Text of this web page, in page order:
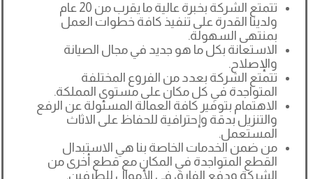
تتمتع الشركة بخبرة عالية ما يقرب من 20 عام
ولدينا القدرة على تنفيذ كافة خطوات العمل
بمنتهى السهولة.
الاستعانة بكل ما هو جديد في مجال الصيانة
والإصلاح.
تتمتع الشركة بعدد من الفروع المختلفة
المتواجدة في كل مكان على مستوى المملكة.
الاهتمام بتوفير كافة العمالة المسئولة عن الرفع
والتنزيل بدقة وإحترافية للحفاظ على الاثاث
المستعمل.
من ضمن الخدمات الخاصة بنا هي الاستبدال
القطع المتواجدة في المكان مع قطع أخرى من
الشركة ودفع الفارق في الأموال للطرفين.